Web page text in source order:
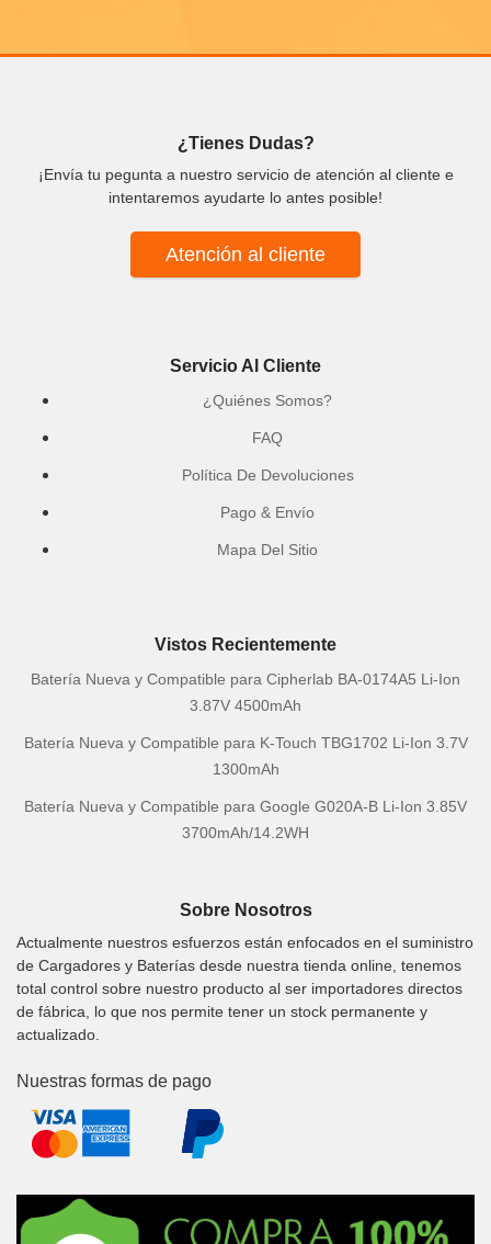
¿Tienes Dudas?
¡Envía tu pegunta a nuestro servicio de atención al cliente e
intentaremos ayudarte lo antes posible!
Atención al cliente
Servicio Al Cliente
¿Quiénes Somos?
FAQ
Política De Devoluciones
Pago & Envío
Mapa Del Sitio
Vistos Recientemente
Batería Nueva y Compatible para Cipherlab BA-0174A5 Li-Ion
3.87V 4500mAh
Batería Nueva y Compatible para K-Touch TBG1702 Li-Ion 3.7V
1300mAh
Batería Nueva y Compatible para Google G020A-B Li-Ion 3.85V
3700mAh/14.2WH
Sobre Nosotros
Actualmente nuestros esfuerzos están enfocados en el suministro
de Cargadores y Baterías desde nuestra tienda online, tenemos
total control sobre nuestro producto al ser importadores directos
de fábrica, lo que nos permite tener un stock permanente y
actualizado.
Nuestras formas de pago